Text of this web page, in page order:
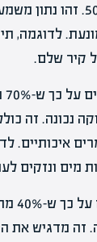
התיקונים ב-30% עד
לדוגמה,
קיר שלם.
נכונה. זה
איכותיים.
מים ונזקים
זה מדגיש את